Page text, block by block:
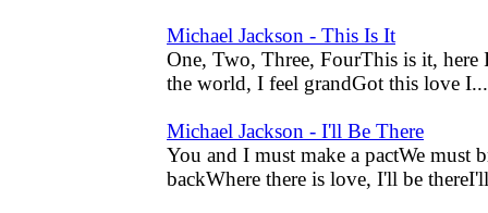
Michael Jackson - This Is It
One, Two, Three, FourThis is it,
the world, I feel grandGot this love I...
Michael Jackson - I'll Be There
You and I must make a pactWe must
backWhere there is love, I'll be